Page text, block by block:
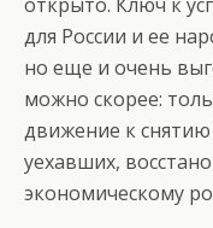
для России и ее
но еще и очень
можно скорее:
движение к
уехавших,
экономическому